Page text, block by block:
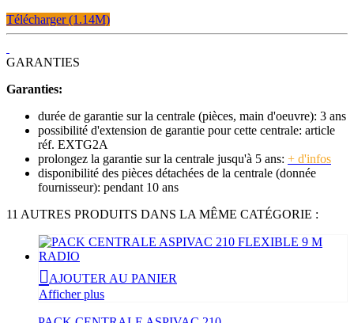
Télécharger (1.14M)
GARANTIES
Garanties:
durée de garantie sur la centrale (pièces, main d'oeuvre): 3 ans
possibilité d'extension de garantie pour cette centrale: article
réf. EXTG2A
prolongez la garantie sur la centrale jusqu'à 5 ans: + d'infos
disponibilité des pièces détachées de la centrale (donnée
fournisseur): pendant 10 ans
11 AUTRES PRODUITS DANS LA MÊME CATÉGORIE :
AJOUTER AU PANIER
Afficher plus